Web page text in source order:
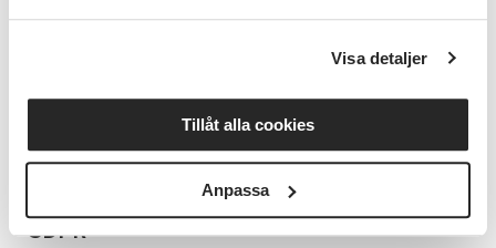
Visa detaljer
Tillåt alla cookies
Anpassa
kursen med definitivt startdatum cirka en vecka
skickas kallelsen på mejl, annars kommer den med
vanlig post. För fullständiga anmälningsvillkor
hänvisas till www.sv.se. Du får en kallelse till kursen
cirka en vecka innan kursstarten.
GDPR